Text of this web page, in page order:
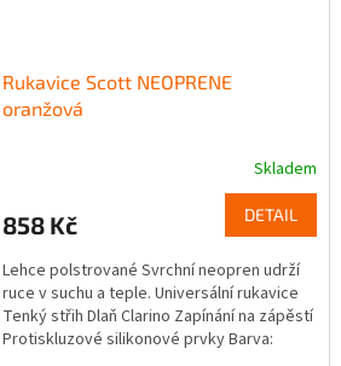
Rukavice Scott NEOPRENE
oranžová
Skladem
858 Kč DETAIL
Lehce polstrované Svrchní neopren udrží
ruce v suchu a teple. Universální rukavice
Tenký střih Dlaň Clarino Zapínání na zápěstí
Protiskluzové silikonové prvky Barva: